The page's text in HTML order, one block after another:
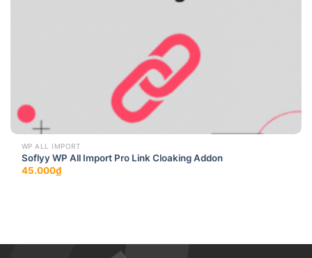
WP ALL IMPORT
Soflyy WP All Import Pro Link Cloaking Addon
45.000₫